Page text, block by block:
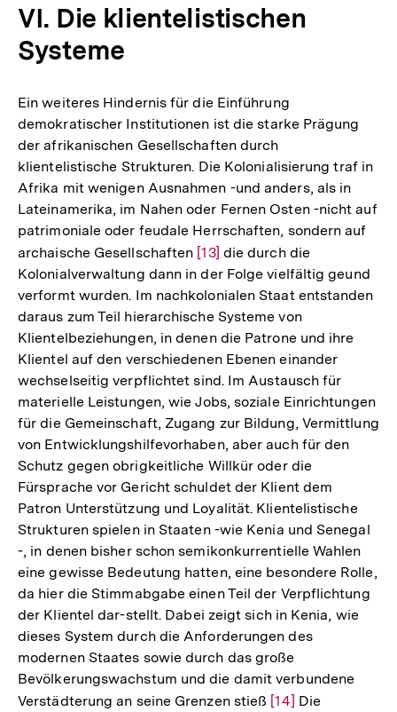
VI. Die klientelistischen
Systeme
Ein weiteres Hindernis für die Einführung
demokratischer Institutionen ist die starke Prägung
der afrikanischen Gesellschaften durch
klientelistische Strukturen. Die Kolonialisierung traf in
Afrika mit wenigen Ausnahmen -und anders, als in
Lateinamerika, im Nahen oder Fernen Osten -nicht auf
patrimoniale oder feudale Herrschaften, sondern auf
archaische Gesellschaften Zur
Auflösung
der
Fußnote
[13] die durch die
Kolonialverwaltung dann in der Folge vielfältig geund
verformt wurden. Im nachkolonialen Staat entstanden
daraus zum Teil hierarchische Systeme von
Klientelbeziehungen, in denen die Patrone und ihre
Klientel auf den verschiedenen Ebenen einander
wechselseitig verpflichtet sind. Im Austausch für
materielle Leistungen, wie Jobs, soziale Einrichtungen
für die Gemeinschaft, Zugang zur Bildung, Vermittlung
von Entwicklungshilfevorhaben, aber auch für den
Schutz gegen obrigkeitliche Willkür oder die
Fürsprache vor Gericht schuldet der Klient dem
Patron Unterstützung und Loyalität. Klientelistische
Strukturen spielen in Staaten -wie Kenia und Senegal
-, in denen bisher schon semikonkurrentielle Wahlen
eine gewisse Bedeutung hatten, eine besondere Rolle,
da hier die Stimmabgabe einen Teil der Verpflichtung
der Klientel dar-stellt. Dabei zeigt sich in Kenia, wie
dieses System durch die Anforderungen des
modernen Staates sowie durch das große
Bevölkerungswachstum und die damit verbundene
Verstädterung an seine Grenzen stieß Zur
[14] Die